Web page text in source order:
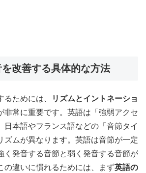
改善する具体的な方法
ためには、
リズムとイントネーショ
非常に重要です。英語は「強弱アクセ
日本語やフランス語などの「音節タイ
ズムが異なります。英語は音節が一定
く発音する音節と弱く発音する音節が
の違いに慣れるためには、まず英語の